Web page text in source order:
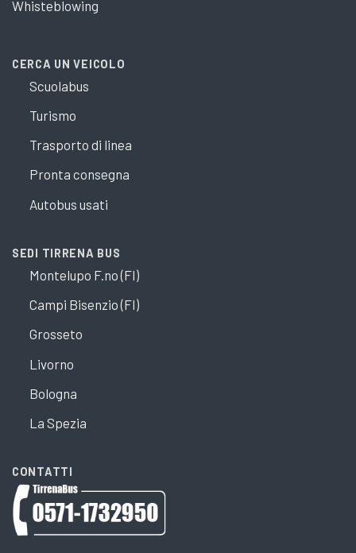
Whisteblowing
CERCA UN VEICOLO
Scuolabus
Turismo
Trasporto di linea
Pronta consegna
Autobus usati
SEDI TIRRENA BUS
Montelupo F.no (FI)
Campi Bisenzio (FI)
Grosseto
Livorno
Bologna
La Spezia
CONTATTI